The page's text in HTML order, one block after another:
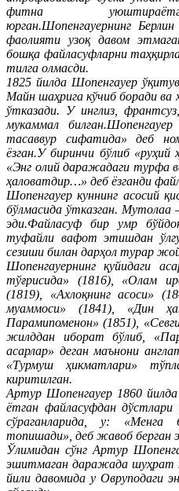
фитна
юрган.Шопенгауернинг
фаолияти узоқ давом
бошқа файласуфларни
тилга олмасди.
1825 йилда Шопенгауер
Майн шаҳрига кўчиб боради ва
ўтказади. У инглиз,
мукаммал
тасаввур сифатида» деб
ёзган.У биринчи бўлиб «руҳий
«Энг олий даражадаги турфа
ҳаловатдир…» деб ёзганди
Шопенгауер куннинг асосий
бўлмасида ўтказган. Мутолаа
эди.Файласуф бир умр
туфайли вафот этишдан
сезиши билан дарҳол турар
Шопенгауернинг қуйидаги
тўғрисида» (1816), «Олам
(1819), «Ахлоқнинг асоси»
муаммоси» (1841), «Дин
Парамипоменон» (1851),
жилддан иборат бўлиб,
асарлар» деган маънони
«Турмуш ҳикматлари»
киритилган.
Артур Шопенгауер 1860
ётган файласуфдан
сўраганларида, у:
топишади», деб жавоб берган
Ўлимидан сўнг Артур
эшитмаган даражада шуҳрат
йили давомида у Овруподаги